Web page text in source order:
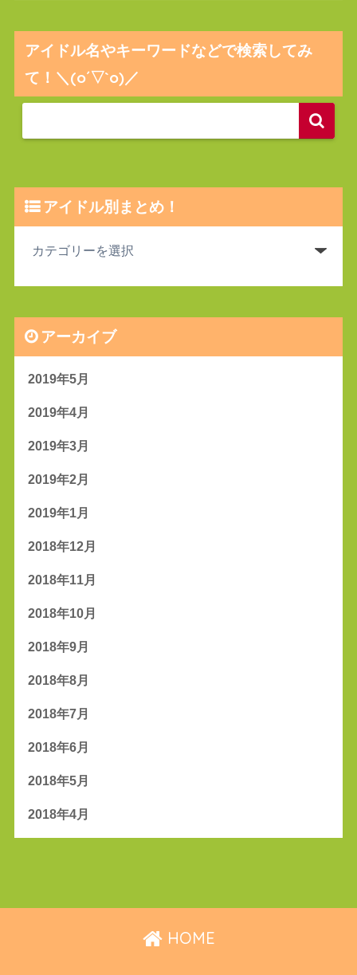
アイドル名やキーワードなどで検索してみ
て！＼(o´▽`o)／
アイドル別まとめ！
アーカイブ
2019年5月
2019年4月
2019年3月
2019年2月
2019年1月
2018年12月
2018年11月
2018年10月
2018年9月
2018年8月
2018年7月
2018年6月
2018年5月
2018年4月
HOME